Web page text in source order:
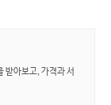
받아보고, 가격과 서